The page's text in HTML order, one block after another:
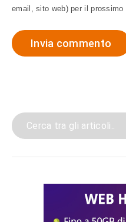
email, sito web) per il prossimo